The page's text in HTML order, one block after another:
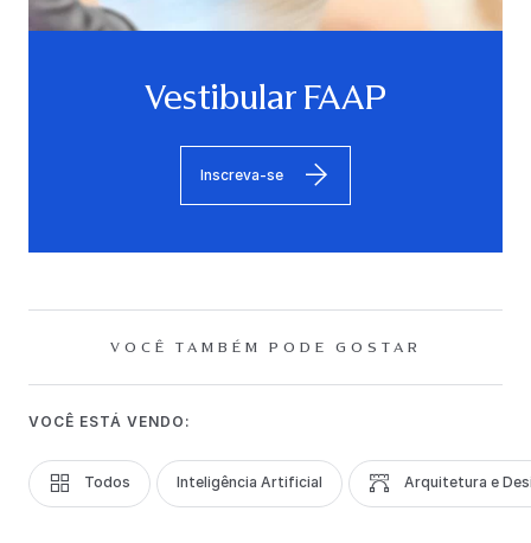
Vestibular FAAP
Inscreva-se
VOCÊ TAMBÉM PODE GOSTAR
VOCÊ ESTÁ VENDO:
Todos Inteligência Artificial Arquitetura e